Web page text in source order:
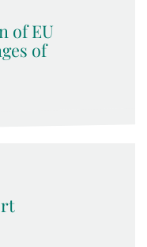
of EU
of